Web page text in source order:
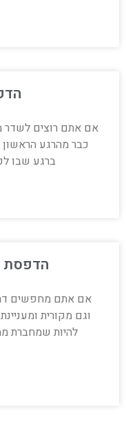
אם אתם רוצים לשדר
כבר מהרגע
ברגע שבו
הדפסת
אם אתם מחפשים
וגם מקורית
להיות שמחברת